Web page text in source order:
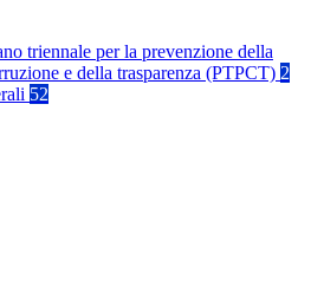
triennale per la prevenzione della
e della trasparenza (PTPCT) 2
52